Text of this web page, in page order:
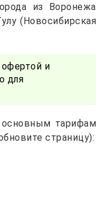
из Воронежа
(Новосибирская
и
для
основным тарифам
страницу):